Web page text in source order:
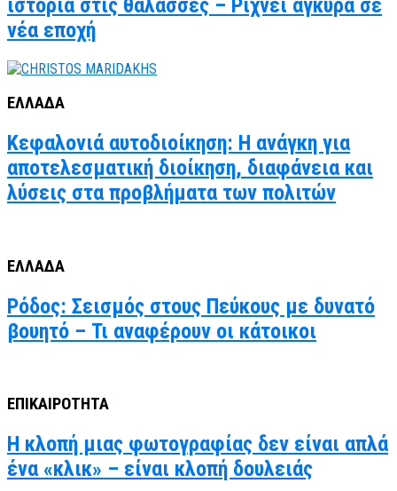
ιστορία στις θάλασσες – Ρίχνει άγκυρα σε
νέα εποχή
ΕΛΛΑΔΑ
Κεφαλονιά αυτοδιοίκηση: Η ανάγκη για
αποτελεσματική διοίκηση, διαφάνεια και
λύσεις στα προβλήματα των πολιτών
ΕΛΛΑΔΑ
Ρόδος: Σεισμός στους Πεύκους με δυνατό
βουητό – Τι αναφέρουν οι κάτοικοι
ΕΠΙΚΑΙΡΟΤΗΤΑ
Η κλοπή μιας φωτογραφίας δεν είναι απλά
ένα «κλικ» – είναι κλοπή δουλειάς